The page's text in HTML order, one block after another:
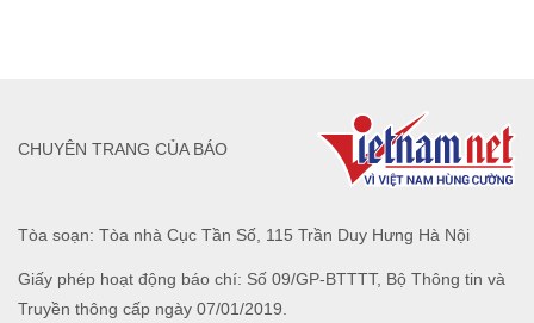
Tòa soạn: Tòa nhà Cục Tần Số, 115 Trần Duy Hưng Hà Nội
Giấy phép hoạt động báo chí: Số 09/GP-BTTTT, Bộ Thông tin và
Truyền thông cấp ngày 07/01/2019.
CHUYÊN TRANG CỦA BÁO